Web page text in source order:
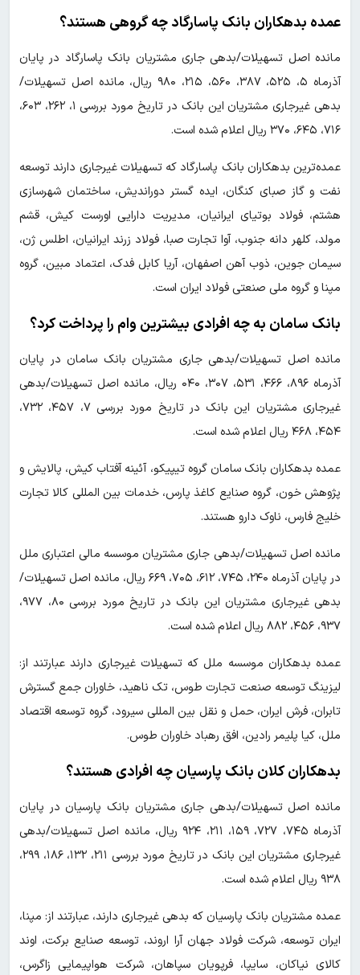
عمده بدهکاران بانک پاسارگاد چه گروهی هستند؟
مانده اصل تسهیلات/بدهی جاری مشتریان بانک پاسارگاد در پایان
آذرماه ۵، ۵۲۵، ۳۸۷، ۵۶۰، ۲۱۵، ۹۸۰ ریال، مانده اصل تسهیلات/
بدهی غیرجاری مشتریان این بانک در تاریخ مورد بررسی ۱، ۲۶۲، ۶۰۳،
۷۱۶، ۶۴۵، ۳۷۰ ریال اعلام شده است.
عمده‌ترین بدهکاران بانک پاسارگاد که تسهیلات غیرجاری دارند توسعه
نفت و گاز صبای کنگان، ایده گستر دوراندیش، ساختمان شهرسازی
هشتم، فولاد بوتیای ایرانیان، مدیریت دارایی اورست کیش، قشم
مولد، کلهر دانه جنوب، آوا تجارت صبا، فولاد زرند ایرانیان، اطلس ژن،
سیمان جوین، ذوب آهن اصفهان، آریا کابل فدک، اعتماد مبین، گروه
مپنا و گروه ملی صنعتی فولاد ایران است.
بانک سامان به چه افرادی بیشترین وام را پرداخت کرد؟
مانده اصل تسهیلات/بدهی جاری مشتریان بانک سامان در پایان
آذرماه ۸۹۶، ۴۶۶، ۵۳۱، ۳۰۷، ۰۴۰ ریال، مانده اصل تسهیلات/بدهی
غیرجاری مشتریان این بانک در تاریخ مورد بررسی ۷، ۴۵۷، ۷۳۲،
۴۵۴، ۴۶۸ ریال اعلام شده است.
عمده بدهکاران بانک سامان گروه تیپیکو، آئینه آفتاب کیش، پالایش و
پژوهش خون، گروه صنایع کاغذ پارس، خدمات بین المللی کالا تجارت
خلیج فارس، ناوک دارو هستند.
مانده اصل تسهیلات/بدهی جاری مشتریان موسسه مالی اعتباری ملل
در پایان آذرماه ۲۴۰، ۷۴۵، ۶۱۲، ۷۰۵، ۶۶۹ ریال، مانده اصل تسهیلات/
بدهی غیرجاری مشتریان این بانک در تاریخ مورد بررسی ۸۰، ۹۷۷،
۹۳۷، ۴۵۶، ۸۸۲ ریال اعلام شده است.
عمده بدهکاران موسسه ملل که تسهیلات غیرجاری دارند عبارتند از:
لیزینگ توسعه صنعت تجارت طوس، تک ناهید، خاوران جمع گسترش
تابران، فرش ایران، حمل و نقل بین المللی سیرود، گروه توسعه اقتصاد
ملل، کیا پلیمر رادین، افق رهباد خاوران طوس.
بدهکاران کلان بانک پارسیان چه افرادی هستند؟
مانده اصل تسهیلات/بدهی جاری مشتریان بانک پارسیان در پایان
آذرماه ۷۴۵، ۷۲۷، ۱۵۹، ۲۱۱، ۹۲۴ ریال، مانده اصل تسهیلات/بدهی
غیرجاری مشتریان این بانک در تاریخ مورد بررسی ۲۱۱، ۱۳۲، ۱۸۶، ۲۹۹،
۹۳۸ ریال اعلام شده است.
عمده مشتریان بانک پارسیان که بدهی غیرجاری دارند، عبارتند از: مپنا،
ایران توسعه، شرکت فولاد جهان آرا اروند، توسعه صنایع برکت، اوند
کالای نیاکان، سایپا، فرپویان سپاهان، شرکت هواپیمایی زاگرس،